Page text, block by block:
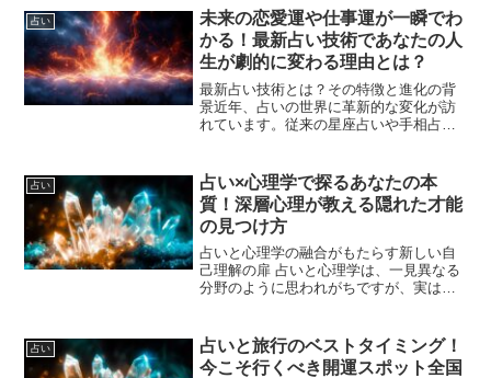
占い
未来の恋愛運や仕事運が一瞬でわ
かる！最新占い技術であなたの人
生が劇的に変わる理由とは？
最新占い技術とは？その特徴と進化の背
景近年、占いの世界に革新的な変化が訪
れています。従来の星座占いや手相占い
た「最新占い技術」が登場しました。こ
れにより、これまで以上...
占い
占い×心理学で探るあなたの本
質！深層心理が教える隠れた才能
の見つけ方
占いと心理学の融合がもたらす新しい自
己理解の扉 占いと心理学は、一見異なる
分野のように思われがちですが、実は両
や性格診断などで知られていますが、心
理学の知見を取り入れる...
占い
占いと旅行のベストタイミング！
今こそ行くべき開運スポット全国